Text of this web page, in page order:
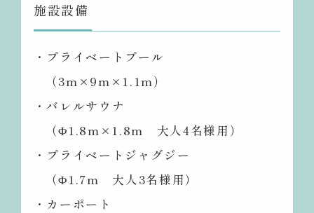
施設設備
・プライベートプール
（3m×9m×1.1m）
・バレルサウナ
（Φ1.8m×1.8m 大人4名様用）
・プライベートジャグジー
（Φ1.7m 大人3名様用）
・カーポート